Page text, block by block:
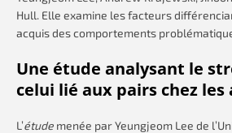
Hull. Elle examine les facteurs
acquis des comportements
Une étude analysant le
celui lié aux pairs chez les
L’étude menée par Yeungjeom Lee de